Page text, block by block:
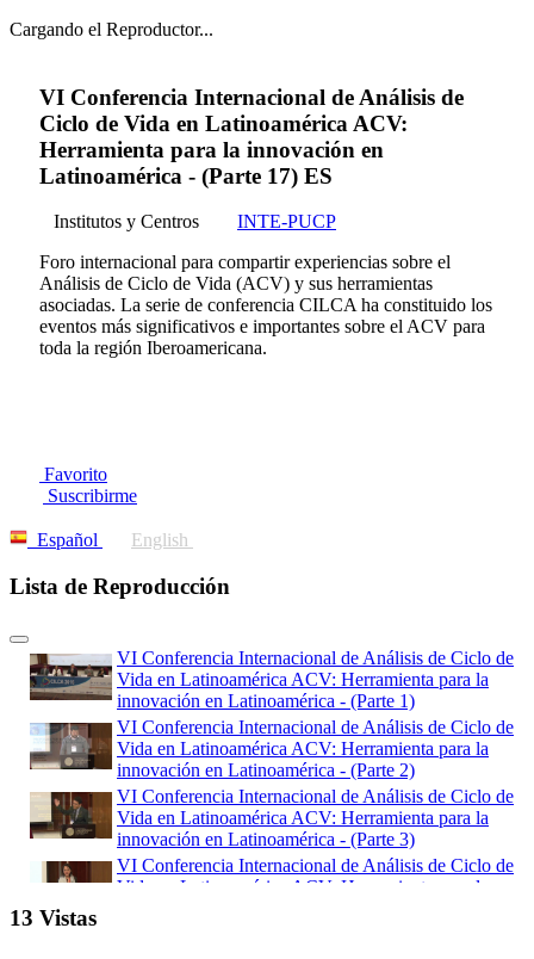
Cargando el Reproductor...
VI Conferencia Internacional de Análisis de
Ciclo de Vida en Latinoamérica ACV:
Herramienta para la innovación en
Latinoamérica - (Parte 17) ES
Institutos y Centros
INTE-PUCP
Foro internacional para compartir experiencias sobre el
Análisis de Ciclo de Vida (ACV) y sus herramientas
asociadas. La serie de conferencia CILCA ha constituido los
eventos más significativos e importantes sobre el ACV para
toda la región Iberoamericana.
Favorito
Suscribirme
Español English
Lista de Reproducción
VI Conferencia Internacional de Análisis de Ciclo de
Vida en Latinoamérica ACV: Herramienta para la
innovación en Latinoamérica - (Parte 1)
VI Conferencia Internacional de Análisis de Ciclo de
Vida en Latinoamérica ACV: Herramienta para la
innovación en Latinoamérica - (Parte 2)
VI Conferencia Internacional de Análisis de Ciclo de
Vida en Latinoamérica ACV: Herramienta para la
innovación en Latinoamérica - (Parte 3)
VI Conferencia Internacional de Análisis de Ciclo de
Vida en Latinoamérica ACV: Herramienta para la
13 Vistas